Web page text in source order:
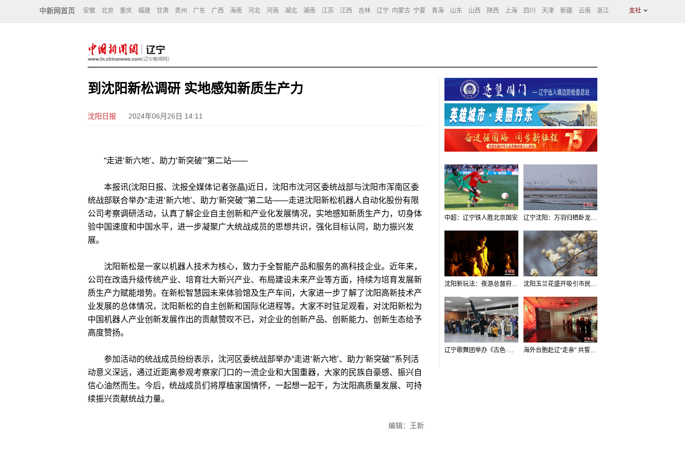
中新网首页 安徽 北京 重庆 福建 甘肃 贵州 广东 广西 海南 河北 河南 湖北 湖南 江苏 江西 吉林 辽宁 内蒙古 宁夏 青海 山东 山西 陕西 上海 四川 天津 新疆 云南 浙江 支社
到沈阳新松调研 实地感知新质生产力
沈阳日报 2024年06月26日 14:11
“走进‘新六地’、助力‘新突破’”第二站——
本报讯(沈阳日报、沈报全媒体记者张晶)近日，沈阳市沈河区委统战部与沈阳市浑南区委
统战部联合举办“走进‘新六地’、助力‘新突破’”第二站——走进沈阳新松机器人自动化股份有限
公司考察调研活动，认真了解企业自主创新和产业化发展情况，实地感知新质生产力，切身体
验中国速度和中国水平，进一步凝聚广大统战成员的思想共识，强化目标认同，助力振兴发
展。
沈阳新松是一家以机器人技术为核心，致力于全智能产品和服务的高科技企业。近年来，
公司在改造升级传统产业、培育壮大新兴产业、布局建设未来产业等方面，持续为培育发展新
质生产力赋能增势。在新松智慧园未来体验馆及生产车间，大家进一步了解了沈阳高新技术产
业发展的总体情况，沈阳新松的自主创新和国际化进程等。大家不时驻足观看，对沈阳新松为
中国机器人产业创新发展作出的贡献赞叹不已，对企业的创新产品、创新能力、创新生态给予
高度赞扬。
参加活动的统战成员纷纷表示，沈河区委统战部举办“走进‘新六地’、助力‘新突破’”系列活
动意义深远，通过近距离参观考察家门口的一流企业和大国重器，大家的民族自豪感、振兴自
信心油然而生。今后，统战成员们将厚植家国情怀，一起想一起干，为沈阳高质量发展、可持
续振兴贡献统战力量。
编辑：王新
中超：辽宁铁人胜北京国安 辽宁沈阳：万羽归栖卧龙湖看群鸟齐飞
沈阳新玩法：夜游总督府，当一回“赴宴者” 沈阳玉兰花盛开吸引市民打卡
辽宁歌舞团举办《古色·国宝辽宁》排练开放日活动 海外台胞赴辽“走亲” 共誓“和平初心”